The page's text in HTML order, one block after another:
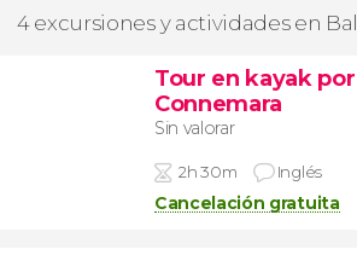
4 excursiones y actividades en
Tour en kayak por
Connemara
Sin valorar
2h 30m Inglés
Cancelación gratuita